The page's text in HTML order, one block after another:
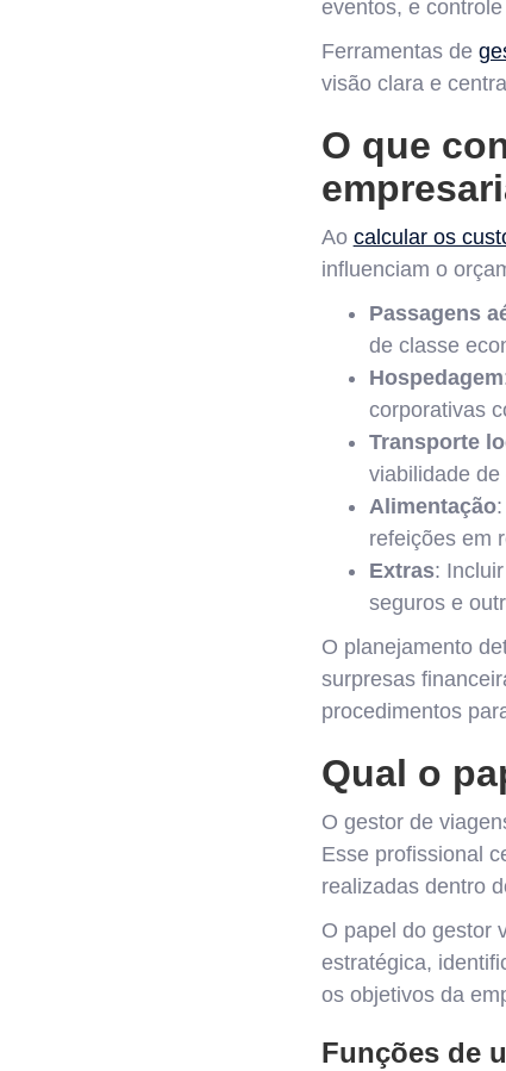
eventos, e
Ferramentas de
visão clara e
O que
Ao calcular os
influenciam o
Passagens
de classe
Hospedagem
corporativas
Transporte
viabilidade
Alimentação:
refeições em
Extras:
seguros e
O planejamento
surpresas
procedimentos
Qual o
O gestor de
Esse profissional
realizadas dentro
O papel do gestor
estratégica,
os objetivos da
Funções de